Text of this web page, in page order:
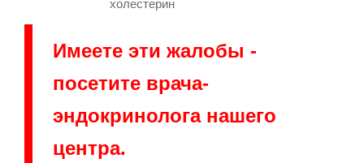
холестерин
Имеете эти жалобы -
посетите врача-
эндокринолога нашего
центра.